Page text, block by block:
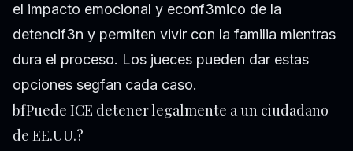
el impacto emocional y econf3mico de la
detencif3n y permiten vivir con la familia mientras
dura el proceso. Los jueces pueden dar estas
opciones segfan cada caso.
bfPuede ICE detener legalmente a un ciudadano
de EE.UU.?